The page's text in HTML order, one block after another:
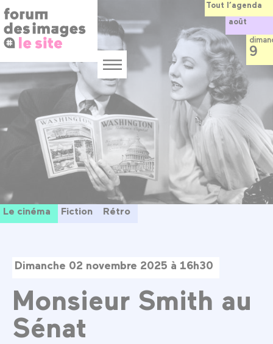
au
contenu
principal
Menu
Le cinéma Fiction Rétro
Dimanche 02 novembre 2025 à 16h30
Monsieur Smith au
Sénat
Tout l’agenda
août
9